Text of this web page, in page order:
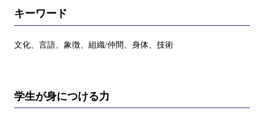
キーワード
文化、言語、象徴、組織/仲間、身体、技術
学生が身につける力